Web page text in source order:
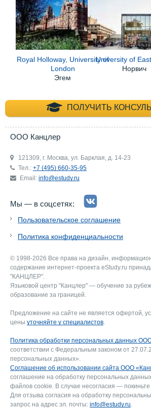
Royal Holloway, University of
London
Эгем
University of
Норвич
ПОЛУЧИТЬ +7
ООО Канцлер
121309, г. Москва, ул. Барклая, д. 14-23
Тел.: +7 (495) 660-35-95
Email: info@estudy.ru
Мы — в соцсетях:
Пользовательское соглашение
Политика конфиденциальности
© 1998-2026 Все права на дизайн,
содержание интернет-проекта eStudy.ru
"КАНЦЛЕР".
Языковой центр "Канцлер" — обучение за
образование за границей.
Предложение на сайте не является офертой,
цены уточняйте у специалистов.
Политика обработки персональных данных
соответствии с Федеральным законом от
персональных данных».
Соглашение об использовании сайта ООО
соглашение на обработку персональных
файлов cookie. В случае несогласия — покиньте
Для отзыва согласия на обработку
запрос на адрес эл. почты: info@estudy.ru.